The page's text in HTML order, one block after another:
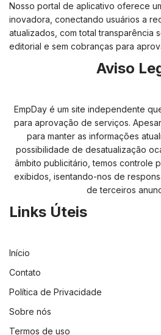
Nosso portal de aplicativo oferece
inovadora, conectando usuários a
atualizados, com total transparência
editorial e sem cobranças para
Aviso
EmpDay é um site independente
para aprovação de serviços.
para manter as informações
possibilidade de desatualização
âmbito publicitário, temos controle
exibidos, isentando-nos de
de terceiros
Links Úteis
Início
Contato
Política de Privacidade
Sobre nós
Termos de uso